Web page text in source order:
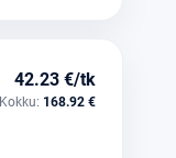
42.23 €/tk
Kokku: 168.92 €